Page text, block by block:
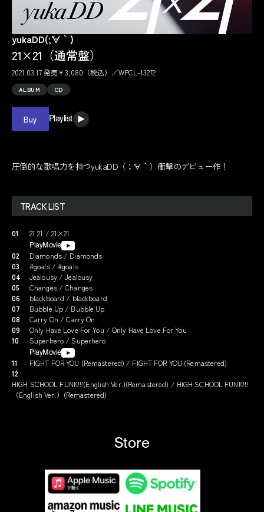
yukaDD(;´∀｀)
21×21（通常盤）
2021.03.17 発売￥3,080（税込）／WPCL-13272
ALBUM CD
Buy Playlist
圧倒的な歌唱力を持つyukaDD（；´∀｀）衝撃のデビュー作！
TRACK LIST
01 21 21 / 21×21
PlayMovie
02
Diamonds / Diamonds
03
#goals / #goals
04
Jealousy / Jealousy
05
Changes / Changes
06
blackboard / blackboard
07
Bubble Up / Bubble Up
08
Carry On / Carry On
09
Only Have Love For You / Only Have Love For You
10
Superhero / Superhero
PlayMovie
11
FIGHT FOR YOU (Remastered) / FIGHT FOR YOU (Remastered)
12
HIGH SCHOOL FUNK!!!(English Ver.)(Remastered) / HIGH SCHOOL FUNK!!!
（English Ver.）(Remastered)
Store